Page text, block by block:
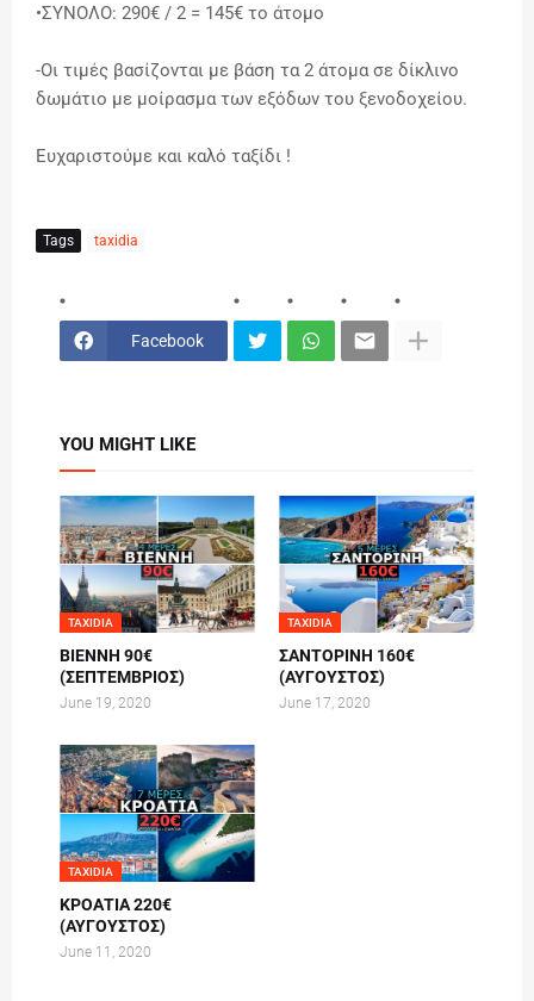
•ΣΥΝΟΛΟ: 290€ / 2 = 145€ το άτομο
-Οι τιμές βασίζονται με βάση τα 2 άτομα σε δίκλινο
δωμάτιο με μοίρασμα των εξόδων του ξενοδοχείου.
Ευχαριστούμε και καλό ταξίδι !
Tags taxidia
Facebook
YOU MIGHT LIKE
TAXIDIA
ΒΙΕΝΝΗ 90€
(ΣΕΠΤΕΜΒΡΙΟΣ)
June 19, 2020
TAXIDIA
ΣΑΝΤΟΡΙΝΗ 160€
(ΑΥΓΟΥΣΤΟΣ)
June 17, 2020
TAXIDIA
ΚΡΟΑΤΙΑ 220€
(ΑΥΓΟΥΣΤΟΣ)
June 11, 2020